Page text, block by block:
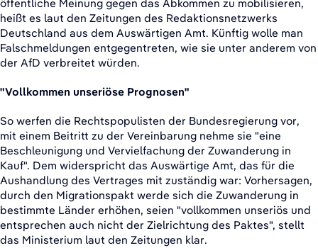
öffentliche Meinung gegen das Abkommen zu mobilisieren,
heißt es laut den Zeitungen des Redaktionsnetzwerks
Deutschland aus dem Auswärtigen Amt. Künftig wolle man
Falschmeldungen entgegentreten, wie sie unter anderem von
der AfD verbreitet würden.
"Vollkommen unseriöse Prognosen"
So werfen die Rechtspopulisten der Bundesregierung vor,
mit einem Beitritt zu der Vereinbarung nehme sie "eine
Beschleunigung und Vervielfachung der Zuwanderung in
Kauf". Dem widerspricht das Auswärtige Amt, das für die
Aushandlung des Vertrages mit zuständig war: Vorhersagen,
durch den Migrationspakt werde sich die Zuwanderung in
bestimmte Länder erhöhen, seien "vollkommen unseriös und
entsprechen auch nicht der Zielrichtung des Paktes", stellt
das Ministerium laut den Zeitungen klar.